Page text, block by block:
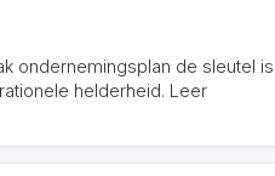
ondernemingsplan de sleutel is
helderheid. Leer